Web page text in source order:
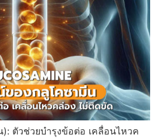
ตัวช่วยบำรุงข้อต่อ เคลื่อนไหวค